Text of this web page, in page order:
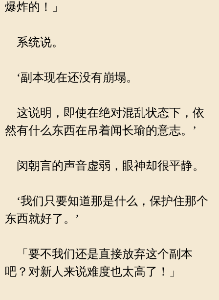
爆炸的！」
系统说。
‘副本现在还没有崩塌。
这说明，即使在绝对混乱状态下，依
然有什么东西在吊着闻长瑜的意志。’
闵朝言的声音虚弱，眼神却很平静。
‘我们只要知道那是什么，保护住那个
东西就好了。’
「要不我们还是直接放弃这个副本
吧？对新人来说难度也太高了！」